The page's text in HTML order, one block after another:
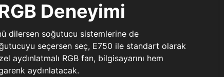
Deneyimi
dilersen soğutucu sistemlerine de
seçersen seç, E750 ile standart olarak
aydınlatmalı RGB fan, bilgisayarını hem
aydınlatacak.